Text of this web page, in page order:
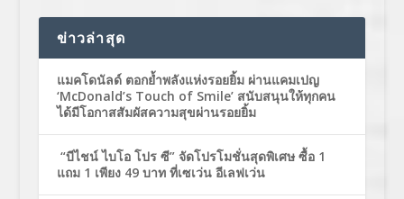
ข่าวล่าสุด
แมคโดนัลด์ ตอกย้ำพลังแห่งรอยยิ้ม ผ่านแคมเปญ
‘McDonald’s Touch of Smile’ สนับสนุนให้ทุกคน
ได้มีโอกาสสัมผัสความสุขผ่านรอยยิ้ม
“บีไชน์ ไบโอ โปร ซี” จัดโปรโมชั่นสุดพิเศษ ซื้อ 1
แถม 1 เพียง 49 บาท ที่เซเว่น อีเลฟเว่น